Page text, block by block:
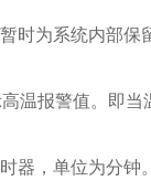
时为系统内部保
温报警值。即
器，单位为分